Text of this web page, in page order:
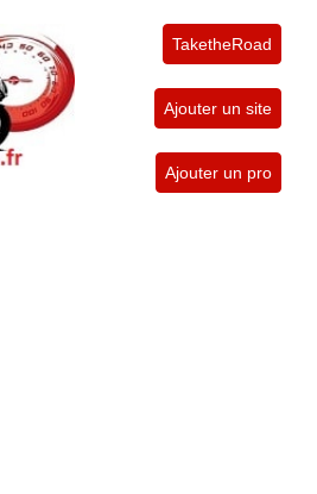
TaketheRoad
Ajouter un site
Ajouter un pro